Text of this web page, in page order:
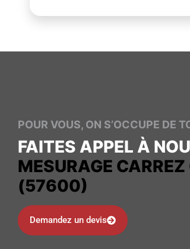
POUR VOUS, ON S’OCCUPE DE
FAITES APPEL À
MESURAGE
(57600)
Demandez un devis